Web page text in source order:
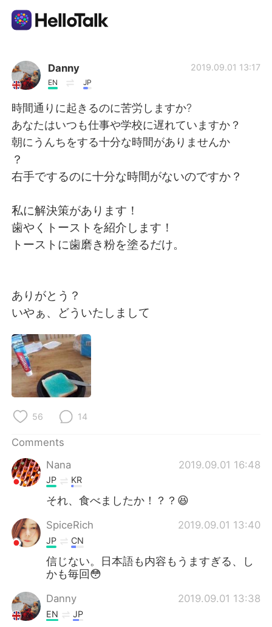
Language Exchange App
AI Grammar Checker
English
简体中文 繁體中文
Español العربية
Français Deutsch
Русский ไทย
Indonesia
Türkçe
Português
Danny
EN JP
2019.09.01 13:17
時間通りに起きるのに苦労しますか?
あなたはいつも仕事や学校に遅れていますか？
朝にうんちをする十分な時間がありませんか
？
右手でするのに十分な時間がないのですか？
私に解決策があります！
歯やくトーストを紹介します！
トーストに歯磨き粉を塗るだけ。
ありがとう？
いやぁ、どういたしまして
56 14
Comments
Nana
2019.09.01 16:48
JP KR
それ、食べましたか！？？😆
SpiceRich 2019.09.01 13:40
JP CN
信じない。日本語も内容もうますぎる、し
かも毎回😳
Danny 2019.09.01 13:38
EN JP